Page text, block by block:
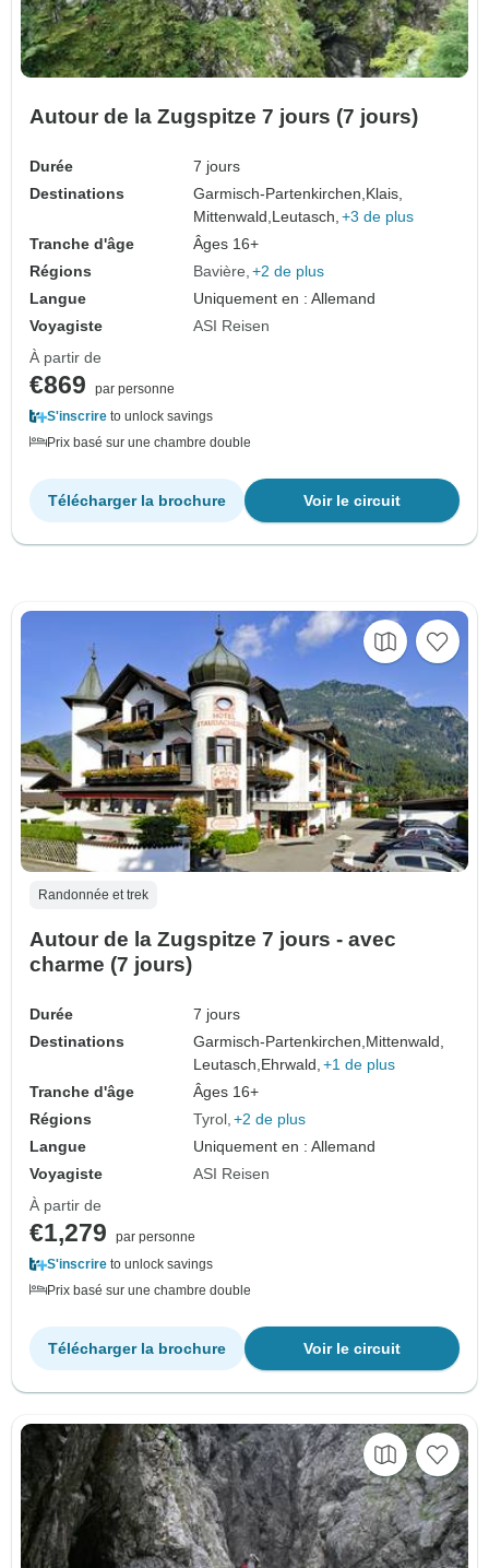
Autour de la Zugspitze 7 jours (7 jours)
Durée
7 jours
Destinations
Garmisch-Partenkirchen, Klais,
Mittenwald, Leutasch, +3 de plus
Tranche d'âge
Âges 16+
Régions
Bavière +2 de plus
Langue
Uniquement en : Allemand
Voyagiste
ASI Reisen
À partir de
€869
par personne
S'inscrire to unlock savings
Prix basé sur une chambre double
Voir le circuit
Télécharger la brochure
Randonnée et trek
Autour de la Zugspitze 7 jours - avec
charme (7 jours)
Durée
7 jours
Destinations
Garmisch-Partenkirchen, Mittenwald,
Leutasch, Ehrwald, +1 de plus
Tranche d'âge
Âges 16+
Régions
Tyrol +2 de plus
Langue
Uniquement en : Allemand
Voyagiste
ASI Reisen
À partir de
€1,279
par personne
S'inscrire to unlock savings
Prix basé sur une chambre double
Voir le circuit
Télécharger la brochure